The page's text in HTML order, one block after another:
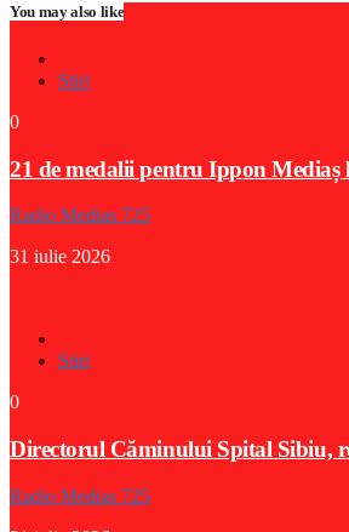
You may also like
Stiri
0
21 de medalii pentru Ippon Mediaș
Radio Medias 725
31 iulie 2026
Stiri
0
Directorul Căminului Spital Sibiu,
Radio Medias 725